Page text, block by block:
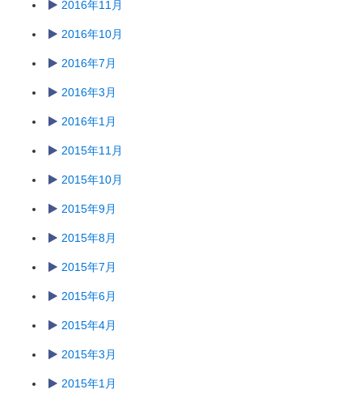
2016年11月
2016年10月
2016年7月
2016年3月
2016年1月
2015年11月
2015年10月
2015年9月
2015年8月
2015年7月
2015年6月
2015年4月
2015年3月
2015年1月